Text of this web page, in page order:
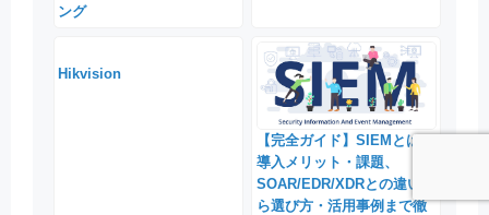
ング
Hikvision
【完全ガイド】SIEMとは？
導入メリット・課題、
SOAR/EDR/XDRとの違いか
ら選び方・活用事例まで徹